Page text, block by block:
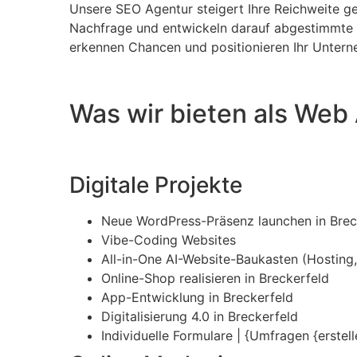
Unsere SEO Agentur steigert Ihre Reichweite
Nachfrage und entwickeln darauf
erkennen Chancen und positionieren Ihr
Was wir bieten als
Digitale Projekte
Neue WordPress-Präsenz launchen in
Vibe-Coding Websites
All-in-One AI-Website-Baukasten
Online-Shop realisieren in Breckerfeld
App-Entwicklung in Breckerfeld
Digitalisierung 4.0 in Breckerfeld
Individuelle Formulare | {Umfragen